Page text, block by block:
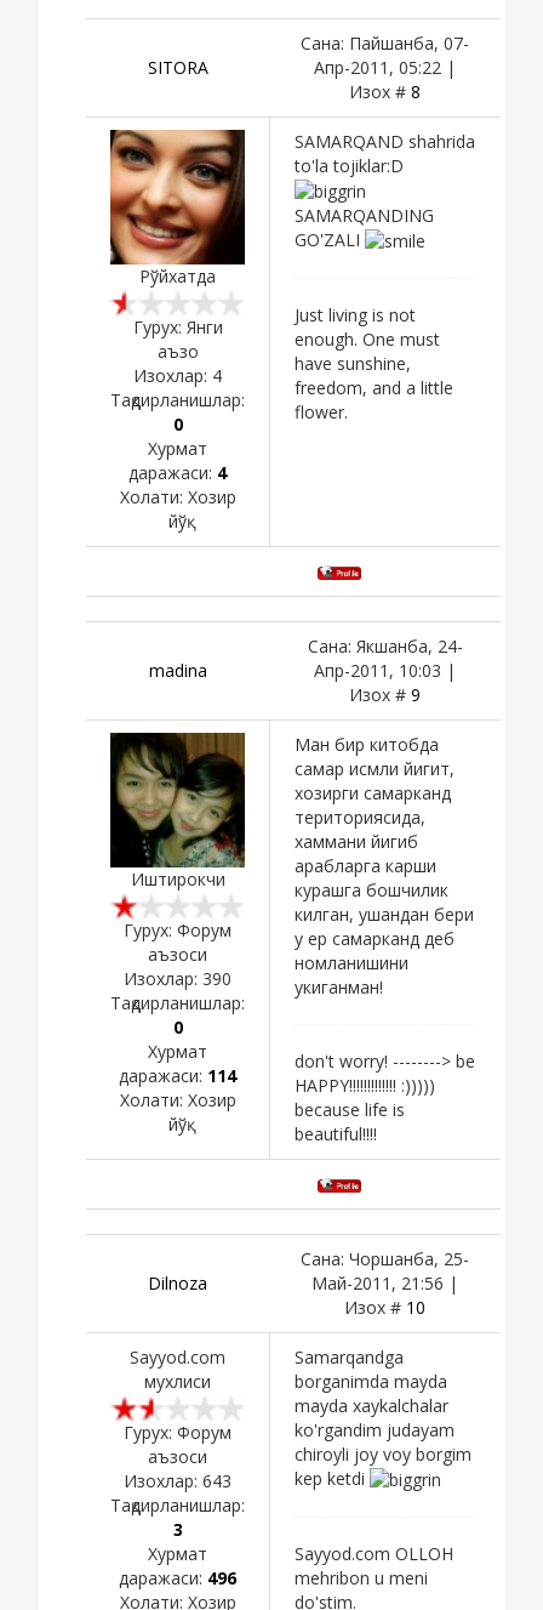
SITORA
Сана: Пайшанба, 07-
Апр-2011, 05:22 |
Изох # 8
Рўйхатда
Гурух: Янги
аъзо
Изохлар: 4
Тақдирланишлар:
0
Хурмат
даражаси: 4
Холати: Хозир
йўқ
SAMARQAND shahrida
to'la tojiklar:D
SAMARQANDING
GO'ZALI
Just living is not
enough. One must
have sunshine,
freedom, and a little
flower.
madina
Сана: Якшанба, 24-
Апр-2011, 10:03 |
Изох # 9
Иштирокчи
Гурух: Форум
аъзоси
Изохлар: 390
Тақдирланишлар:
0
Хурмат
даражаси: 114
Холати: Хозир
йўқ
Ман бир китобда
самар исмли йигит,
хозирги самарканд
териториясида,
хаммани йигиб
арабларга карши
курашга бошчилик
килган, ушандан бери
у ер самарканд деб
номланишини
укиганман!
don't worry! --------> be
HAPPY!!!!!!!!!!!!! :)))))
because life is
beautiful!!!!
Dilnoza
Сана: Чоршанба, 25-
Май-2011, 21:56 |
Изох # 10
Sayyod.com
мухлиси
Гурух: Форум
аъзоси
Изохлар: 643
Тақдирланишлар:
3
Хурмат
даражаси: 496
Холати: Хозир
Samarqandga
borganimda mayda
mayda xaykalchalar
ko'rgandim judayam
chiroyli joy voy borgim
kep ketdi
Sayyod.com OLLOH
mehribon u meni
do'stim.